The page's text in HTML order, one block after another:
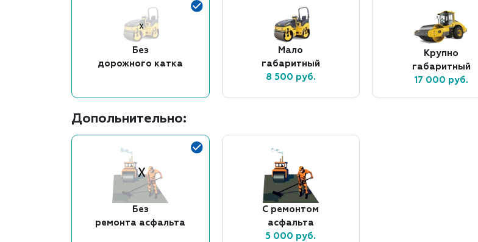
Без
дорожного катка
Мало
габаритный
8 500 руб.
Крупно
габаритный
17 000 руб.
Допольнительно:
Без
ремонта асфальта
С ремонтом
асфальта
5 000 руб.